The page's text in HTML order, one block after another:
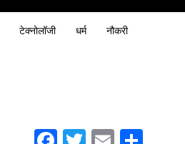
टेक्नोलॉजी धर्म नौकरी